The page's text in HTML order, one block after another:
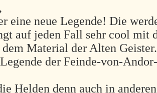
eine neue Legende! Die
auf jeden Fall sehr cool mit
Material der Alten
der Feinde-von-
Helden denn auch in